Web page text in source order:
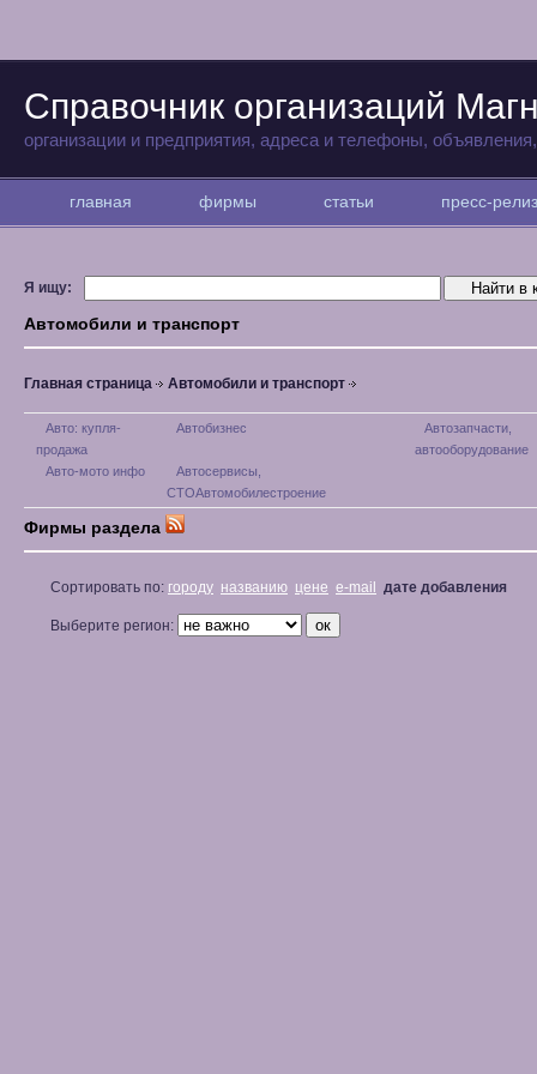
Справочник организаций
организации и предприятия, адреса и телефоны,
главная фирмы статьи пресс-
Я ищу:
Автомобили и транспорт
Главная страница Автомобили и транспорт
Авто: купля-
продажа
Автобизнес
Автозапчасти,
автооборудование
Авто-мото инфо
Автосервисы,
СТОАвтомобилестроение
Фирмы раздела
Сортировать по: городу названию цене e-mail дате добавления
Выберите регион: